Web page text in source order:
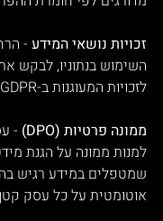
זכויות נושאי המידע -
השימוש בנתוניו, לבקש
לזכויות המעוגנות ב-GDPR.
ממונה פרטיות (DPO)
-
למנות ממונה על הגנת
שמטפלים במידע רגיש
אוטומטית על כל עסק